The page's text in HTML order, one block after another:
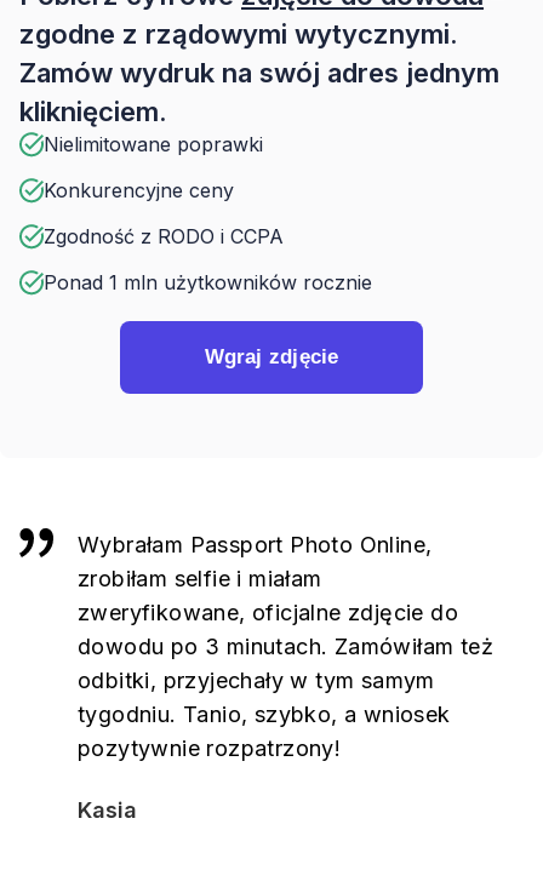
zgodne z rządowymi wytycznymi.
Zamów wydruk na swój adres jednym
kliknięciem.
Nielimitowane poprawki
Konkurencyjne ceny
Zgodność z RODO i CCPA
Ponad 1 mln użytkowników rocznie
Wgraj zdjęcie
Wybrałam Passport Photo Online,
zrobiłam selfie i miałam
zweryfikowane, oficjalne zdjęcie do
dowodu po 3 minutach. Zamówiłam też
odbitki, przyjechały w tym samym
tygodniu. Tanio, szybko, a wniosek
pozytywnie rozpatrzony!
Kasia